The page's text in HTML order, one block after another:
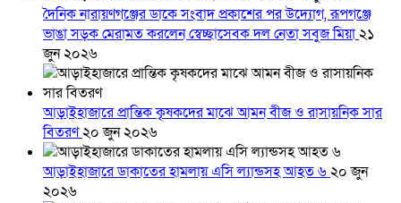
দৈনিক নারায়ণগঞ্জের ডাকে সংবাদ প্রকাশের পর উদ্যোগ, রূপগঞ্জে
ভাঙা সড়ক মেরামত করলেন স্বেচ্ছাসেবক দল নেতা সবুজ মিয়া২১
জুন ২০২৬
আড়াইহাজারে প্রান্তিক কৃষকদের মাঝে আমন বীজ ও রাসায়নিক সার
বিতরণ২০ জুন ২০২৬
আড়াইহাজারে ডাকাতের হামলায় এসি ল্যান্ডসহ আহত ৬২০ জুন
২০২৬